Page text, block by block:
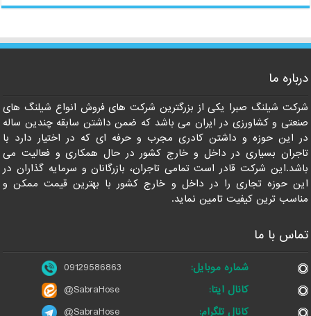
درباره ما
شرکت شیلنگ صبرا یکی از بزرگترین شرکت های فروش انواع شیلنگ های
صنعتی و کشاورزی در ایران می باشد که ضمن داشتن سابقه چندین ساله
در این حوزه و داشتن کادری مجرب و حرفه ای که در اختیار دارد با
تاجران بسیاری در داخل و خارج کشور در حال همکاری و فعالیت می
باشد.این شرکت قادر است تمامی تاجران، بازرگانان و سرمایه گذاران در
این حوزه تجاری را در داخل و خارج کشور با بهترین قیمت ممکن و
مناسب ترین کیفیت تامین نماید.
تماس با ما
شماره موبایل:
09129586863
کانال ایتا:
@SabraHose
کانال تلگرام:
@SabraHose
09129586863